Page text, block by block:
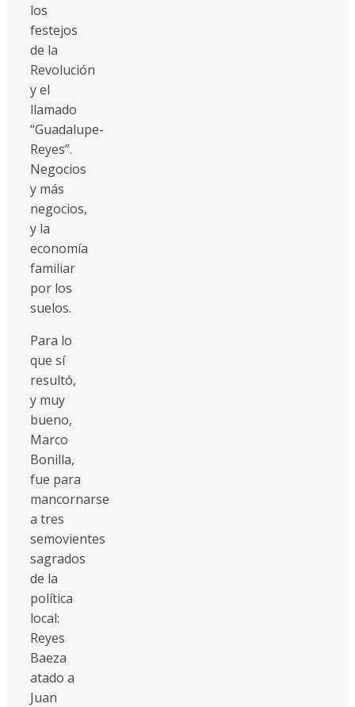
los
festejos
de la
Revolución
y el
llamado
“Guadalupe-
Reyes”.
Negocios
y más
negocios,
y la
economía
familiar
por los
suelos.
Para lo
que sí
resultó,
y muy
bueno,
Marco
Bonilla,
fue para
mancornarse
a tres
semovientes
sagrados
de la
política
local:
Reyes
Baeza
atado a
Juan